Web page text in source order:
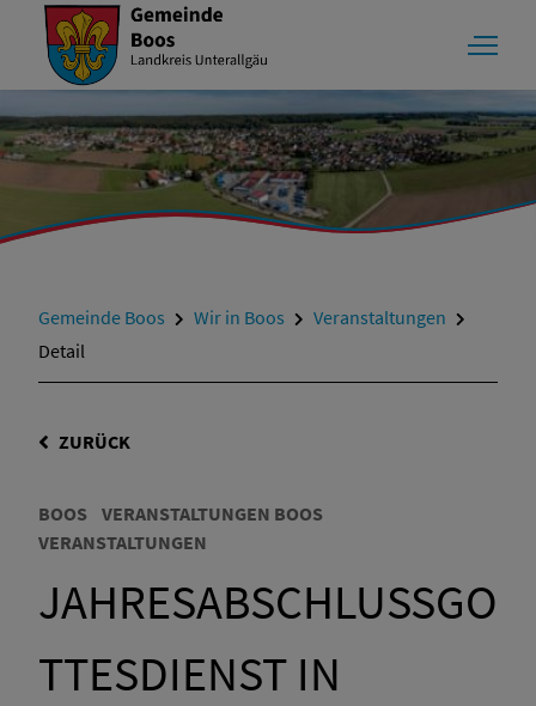
Gemeinde Boos Wir in Boos
Veranstaltungen
Detail
ZURÜCK
BOOS
VERANSTALTUNGEN BOOS
VERANSTALTUNGEN
JAHRESABSCHLUSSGO
TTESDIENST IN